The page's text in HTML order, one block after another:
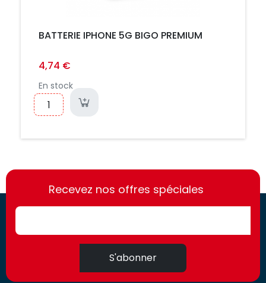
BATTERIE IPHONE 5G BIGO PREMIUM
4,74 €
En stock
https://france-
access.fr
https://france-
access.fr
Recevez nos offres spéciales
S'abonner